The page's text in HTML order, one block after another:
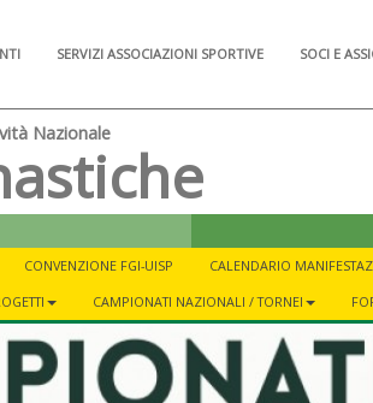
SERVIZI ASSOCIAZIONI SPORTIVE SOCI E
Nazionale
CONVENZIONE FGI-UISP CALENDARIO
CAMPIONATI NAZIONALI / TORNEI